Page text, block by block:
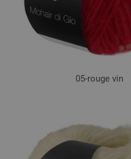
05-rouge vin